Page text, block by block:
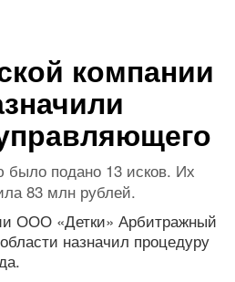
компании
было подано 13 исков. Их
83 млн рублей.
ООО «Детки» Арбитражный
назначил процедуру